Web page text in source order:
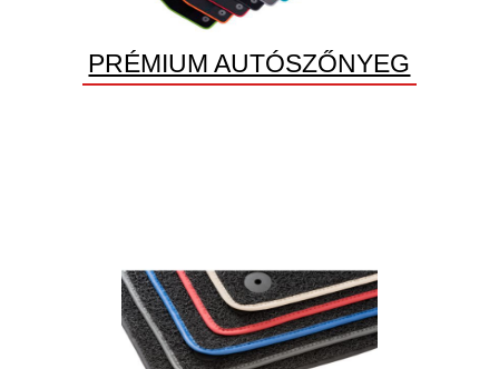
PRÉMIUM AUTÓSZŐNYEG